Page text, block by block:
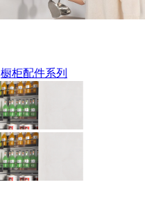
橱柜配件系列